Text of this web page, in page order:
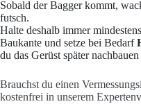
Sobald der Bagger kommt,
futsch.
Halte deshalb immer
Baukante und setze bei Bedarf
du das Gerüst später nachbauen
Brauchst du einen
kostenfrei in unserem